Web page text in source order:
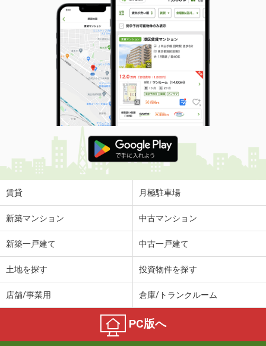
間取り
1K
鳥取県米子市両三柳
価 格
4.70万円
住 所
鳥取県米子市両三柳
専有面積 23.18m²
間取り
1K
鳥取県米子市米原３
価 格
3.30万円
住 所
鳥取県米子市米原３
専有面積
鳥取県米子市車尾６
4.70万円
5.50万円
住 所
鳥取県米子市淀江町佐陀
賃貸 月極駐車場
新築マンション 中古マンション
新築一戸建て 中古一戸建て
土地を探す 投資物件を探す
店舗/事業用 倉庫/トランクルーム
PC版へ